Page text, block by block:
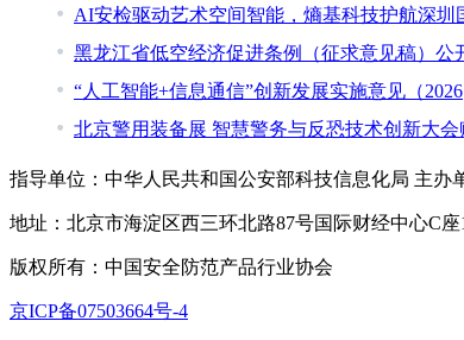
AI安检驱动艺术空间智能，熵基科技护航深圳
黑龙江省低空经济促进条例（征求意见稿）公
“人工智能+信息通信”创新发展实施意见（2026
北京警用装备展 智慧警务与反恐技术创新大会
指导单位：中华人民共和国公安部科技信息化局 主办
地址：北京市海淀区西三环北路87号国际财经中心C座
版权所有：中国安全防范产品行业协会
京ICP备07503664号-4